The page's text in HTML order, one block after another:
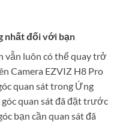
nhất đối với bạn
vẫn luôn có thể quay trở
Camera EZVIZ H8 Pro
quan sát trong Ứng
góc quan sát đã đặt trước
bạn cần quan sát đã